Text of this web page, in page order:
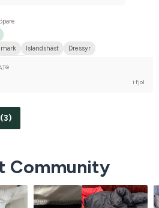
Islandshäst
Dressyr
i fjol
Community